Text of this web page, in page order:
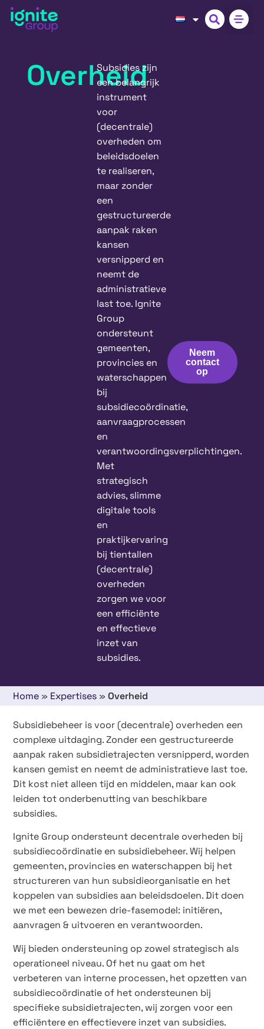
Overheid
Subsidies zijn
een belangrijk
instrument
voor
(decentrale)
overheden om
beleidsdoelen
te realiseren,
maar zonder
een
gestructureerde
aanpak raken
kansen
versnipperd en
neemt de
administratieve
last toe. Ignite
Group
ondersteunt
gemeenten,
provincies en
waterschappen
bij
subsidiecoördinatie,
aanvraagprocessen
en
verantwoordingsverplichtingen.
Met
strategisch
advies, slimme
digitale tools
en
praktijkervaring
bij tientallen
(decentrale)
overheden
zorgen we voor
een efficiënte
en effectieve
inzet van
subsidies.
Neem
contact
op
Home » Expertises »Overheid
Subsidiebeheer is voor (decentrale) overheden een
complexe uitdaging. Zonder een gestructureerde
aanpak raken subsidietrajecten versnipperd, worden
kansen gemist en neemt de administratieve last toe.
Dit kost niet alleen tijd en middelen, maar kan ook
leiden tot onderbenutting van beschikbare
subsidies.
Ignite Group ondersteunt decentrale overheden bij
subsidiecoördinatie en subsidiebeheer. Wij helpen
gemeenten, provincies en waterschappen bij het
structureren van hun subsidieorganisatie en het
koppelen van subsidies aan beleidsdoelen. Dit doen
we met een bewezen drie-fasemodel: initiëren,
aanvragen & uitvoeren en verantwoorden.
Wij bieden ondersteuning op zowel strategisch als
operationeel niveau. Of het nu gaat om het
verbeteren van interne processen, het opzetten van
subsidiecoördinatie of het ondersteunen bij
specifieke subsidietrajecten, wij zorgen voor een
efficiëntere en effectievere inzet van subsidies.